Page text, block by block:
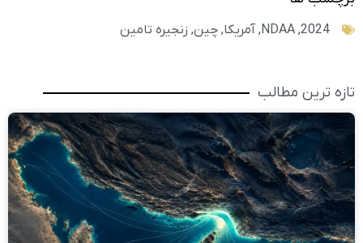
2024
,
NDAA
, آمریکا, چین, زنجیره تامین
تازه ترین مطالب